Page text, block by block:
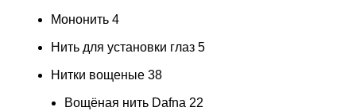
Мононить 4
Нить для установки глаз 5
Нитки вощеные 38
Вощёная нить Dafna 22